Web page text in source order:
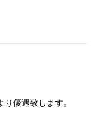
優遇致します。